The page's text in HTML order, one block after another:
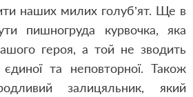
наших милих голуб’ят. Ще в
пишногруда курвочка, яка
героя, а той не зводить
єдиної та неповторної. Також
залицяльник, який